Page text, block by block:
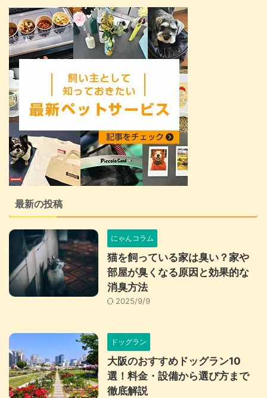
最新の投稿
にゃんコラム
猫を飼っている家は臭い？家や
部屋が臭くなる原因と効果的な
消臭方法
2025/9/9
ドッグラン
大阪のおすすめドッグラン10
選！料金・設備から選び方まで
徹底解説